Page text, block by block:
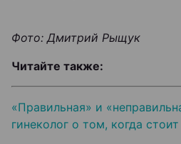
Фото: Дмитрий Рыщук
Читайте также:
«Правильная» и
гинеколог о том, когда